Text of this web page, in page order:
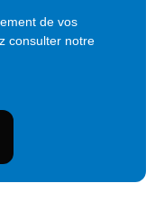
de vos
consulter notre